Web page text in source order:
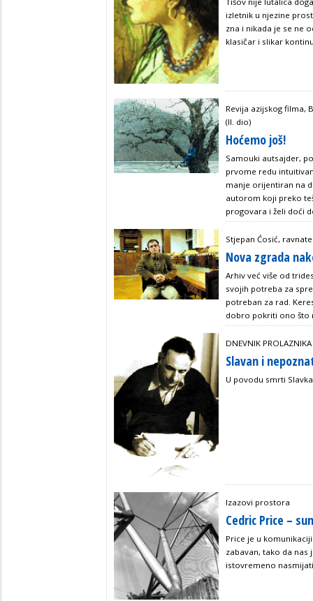
izletnik u njezine
zna i nikada je se ne
klasičar i slikar
Revija azijskog filma,
(II. dio)
Hoćemo još!
Samouki autsajder,
prvome redu
manje orijentiran na
autorom koji preko
progovara i želi doći
Stjepan Ćosić,
Nova zgrada
Arhiv već više od
svojih potreba za
potreban za rad.
dobro pokriti ono što
DNEVNIK PROLAZNIKA
Slavan i
U povodu smrti
Izazovi prostora
Cedric Price –
Price je u
zabavan, tako da
istovremeno